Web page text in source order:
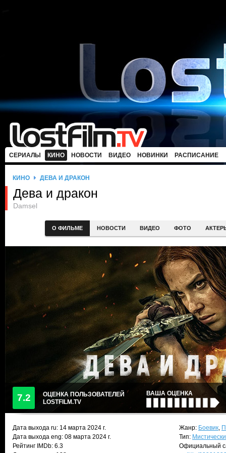
СЕРИАЛЫ КИНО НОВОСТИ ВИДЕО НОВИНКИ РАСПИСАНИЕ
КИНО ДЕВА И ДРАКОН
Дева и дракон
Damsel
О ФИЛЬМЕ НОВОСТИ ВИДЕО ФОТО
7.2
ОЦЕНКА ПОЛЬЗОВАТЕЛЕЙ
LOSTFILM.TV
ВАША ОЦЕНКА
Дата выхода ru: 14 марта 2024 г.
Дата выхода eng: 08 марта 2024 г.
Рейтинг IMDb: 6.3
Жанр: Боевик,
Тип:
Официальный